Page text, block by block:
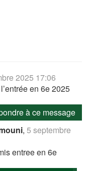
2025 17:06
en 6e 2025
à ce message
,5 septembre
entree en 6e